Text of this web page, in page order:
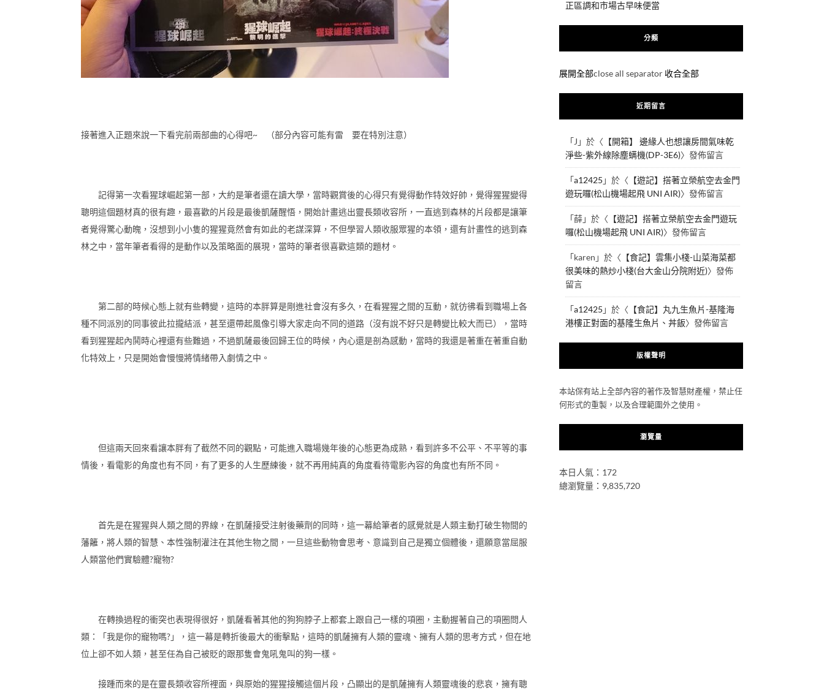
接著進入正題來說一下看完前兩部曲的心得吧~ （部分內容可能有雷 要在特別注意）
記得第一次看猩球崛起第一部，大約是筆者還在讀大學，當時觀賞後的心得只有覺得動作特效好帥，覺得猩猩變得
聰明這個題材真的很有趣，最喜歡的片段是最後凱薩醒悟，開始計畫逃出靈長類收容所，一直逃到森林的片段都是讓筆
者覺得驚心動魄，沒想到小小隻的猩猩竟然會有如此的老謀深算，不但學習人類收服眾猩的本領，還有計畫性的逃到森
林之中，當年筆者看得的是動作以及策略面的展現，當時的筆者很喜歡這類的題材。
第二部的時候心態上就有些轉變，這時的本胖算是剛進社會沒有多久，在看猩猩之間的互動，就彷彿看到職場上各
種不同派別的同事彼此拉攏結派，甚至還帶起風像引導大家走向不同的道路（沒有說不好只是轉變比較大而已），當時
看到猩猩起內鬨時心裡還有些難過，不過凱薩最後回歸王位的時候，內心還是剖為感動，當時的我還是著重在著重自動
化特效上，只是開始會慢慢將情緒帶入劇情之中。
但這兩天回來看讓本胖有了截然不同的觀點，可能進入職場幾年後的心態更為成熟，看到許多不公平、不平等的事
情後，看電影的角度也有不同，有了更多的人生歷練後，就不再用純真的角度看待電影內容的角度也有所不同。
首先是在猩猩與人類之間的界線，在凱薩接受注射後藥劑的同時，這一幕給筆者的感覺就是人類主動打破生物間的
藩籬，將人類的智慧、本性強制灌注在其他生物之間，一旦這些動物會思考、意識到自己是獨立個體後，還願意當屈服
人類當他們實驗體?寵物?
在轉換過程的衝突也表現得很好，凱薩看著其他的狗狗脖子上都套上跟自己一樣的項圈，主動握著自己的項圈問人
類：「我是你的寵物嗎?」，這一幕是轉折後最大的衝擊點，這時的凱薩擁有人類的靈魂、擁有人類的思考方式，但在地
位上卻不如人類，甚至任為自己被貶的跟那隻會鬼吼鬼叫的狗一樣。
接踵而來的是在靈長類收容所裡面，與原始的猩猩接觸這個片段，凸顯出的是凱薩擁有人類靈魂後的悲哀，擁有聰
正區調和市場古早味便當
分類
展開全部close all separator 收合全部
近期留言
「J 」於〈 【開箱】 邊緣人也想讓房間氣味乾
淨些-紫外線除塵螨機(DP-3E6)〉發佈留言
「a12425 」於〈 【遊記】搭著立榮航空去金門
遊玩囉(松山機場起飛 UNI AIR)〉發佈留言
「薛」於〈 【遊記】搭著立榮航空去金門遊玩
囉(松山機場起飛 UNI AIR)〉發佈留言
「karen 」於〈 【食記】雲集小棧-山菜海菜都
很美味的熱炒小棧(台大金山分院附近)〉發佈
留言
「a12425 」於〈 【食記】丸九生魚片-基隆海
港樓正對面的基隆生魚片、丼飯〉發佈留言
版權聲明
本站保有站上全部內容的著作及智慧財產權，禁止任
何形式的重製，以及合理範圍外之使用。
瀏覽量
本日人氣：172
總瀏覽量：9,835,720